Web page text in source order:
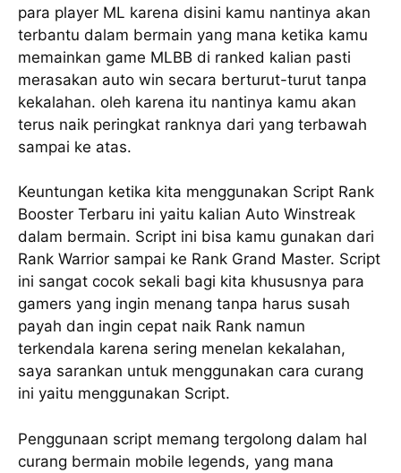
para player ML karena disini kamu nantinya akan
terbantu dalam bermain yang mana ketika kamu
memainkan game MLBB di ranked kalian pasti
merasakan auto win secara berturut-turut tanpa
kekalahan. oleh karena itu nantinya kamu akan
terus naik peringkat ranknya dari yang terbawah
sampai ke atas.
Keuntungan ketika kita menggunakan Script Rank
Booster Terbaru ini yaitu kalian Auto Winstreak
dalam bermain. Script ini bisa kamu gunakan dari
Rank Warrior sampai ke Rank Grand Master. Script
ini sangat cocok sekali bagi kita khususnya para
gamers yang ingin menang tanpa harus susah
payah dan ingin cepat naik Rank namun
terkendala karena sering menelan kekalahan,
saya sarankan untuk menggunakan cara curang
ini yaitu menggunakan Script.
Penggunaan script memang tergolong dalam hal
curang bermain mobile legends, yang mana